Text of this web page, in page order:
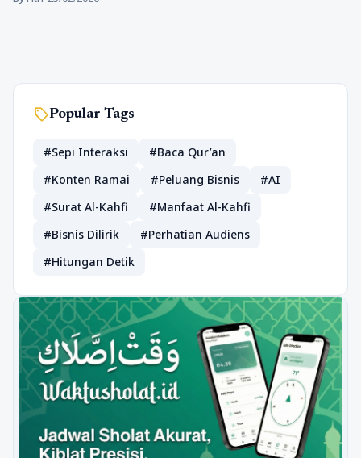
sellPopular Tags
#Sepi Interaksi
#Baca Qur’an
#Konten Ramai
#Peluang Bisnis
#AI
#Surat Al-Kahfi
#Manfaat Al-Kahfi
#Bisnis Dilirik
#Perhatian Audiens
#Hitungan Detik